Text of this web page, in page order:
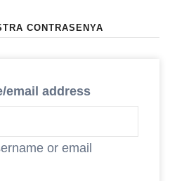
CONTRASENYA
email address
or email